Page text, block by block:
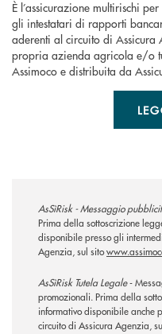
È l’assicurazione multirischi
gli intestatari di rapporti
aderenti al circuito di Assicura
propria azienda agricola e/o
Assimoco e distribuita da
AsSìRisk - Messaggio
Prima della sottoscrizione
disponibile presso gli
Agenzia, sul sito
AsSìRisk Tutela Legale-
promozionali. Prima della
informativo disponibile anche
circuito di Assicura Agenzia,